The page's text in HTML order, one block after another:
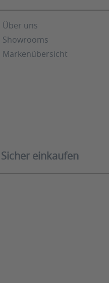
Über uns
Showrooms
Markenübersicht
Sicher einkaufen